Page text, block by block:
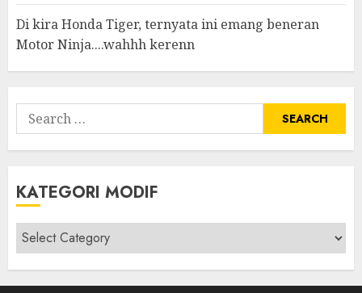
Di kira Honda Tiger, ternyata ini emang beneran
Motor Ninja....wahhh kerenn
Search
for:
KATEGORI MODIF
Kategori
modif